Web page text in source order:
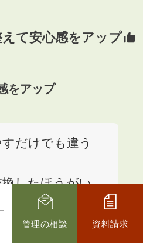
て安心感をアップ
をアップ
だけでも違う
したほうがい
対策をどう伝え
管理の相談 資料請求